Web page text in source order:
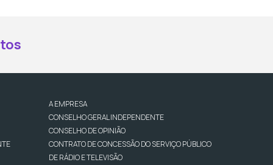
A EMPRESA
CONSELHO GERAL INDEPENDENTE
CONSELHO DE OPINIÃO
CONTRATO DE CONCESSÃO DO SERVIÇO PÚBLICO
DE RÁDIO E TELEVISÃO